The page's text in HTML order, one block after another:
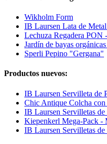
Wikholm Form
IB Laursen Lata de
Lechuza Regadera PON
Jardín de bayas
Sperli Pepino "Gergana"
Productos nuevos:
IB Laursen Servilleta de
Chic Antique Colcha
IB Laursen Servilletas
Kiepenkerl Mega-Pack -
IB Laursen Servilletas